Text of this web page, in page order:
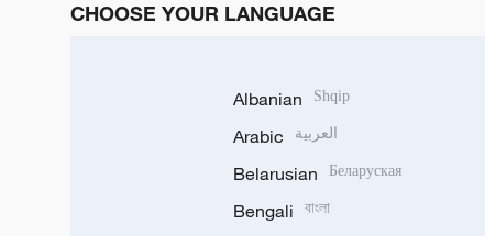
CHOOSE YOUR LANGUAGE
Albanian Shqip
Arabic العربية
Belarusian Беларуская
Bengali বাংলা